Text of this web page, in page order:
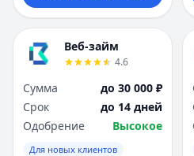
Веб-займ
4.6
Сумма
до 30 000 ₽
Срок
до 14 дней
Одобрение
Высокое
Для новых клиентов